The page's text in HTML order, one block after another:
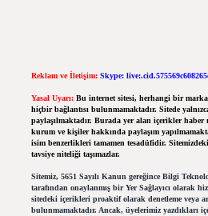
Reklam ve İletişim: Skype:
Yasal Uyarı: Bu internet sitesi, herhangi bir
hiçbir bağlantısı bulunmamaktadır. Sitede
paylaşılmaktadır. Burada yer alan içerikler haber
kurum ve kişiler hakkında paylaşım
isim benzerlikleri tamamen tesadüfidir.
tavsiye niteliği taşımazlar.
Sitemiz, 5651 Sayılı Kanun gereğince Bilgi
tarafından onaylanmış bir Yer Sağlayıcı olarak
sitedeki içerikleri proaktif olarak denetleme veya
bulunmamaktadır. Ancak, üyelerimiz yazdıkları